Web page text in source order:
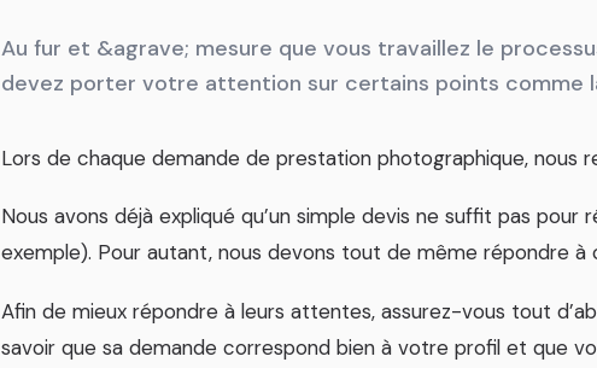
Au fur et &agrave; mesure que vous travaillez le
devez porter votre attention sur certains points comme
Lors de chaque demande de prestation photographique, nous
Nous avons déjà expliqué qu’un simple devis ne suffit pas
exemple). Pour autant, nous devons tout de même répondre
Afin de mieux répondre à leurs attentes, assurez-vous tout
savoir que sa demande correspond bien à votre profil et que